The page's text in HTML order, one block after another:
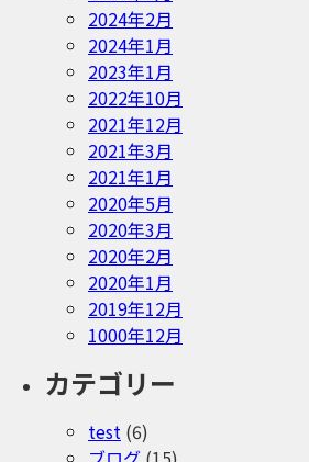
2024年2月
2024年1月
2023年1月
2022年10月
2021年12月
2021年3月
2021年1月
2020年5月
2020年3月
2020年2月
2020年1月
2019年12月
1000年12月
カテゴリー
test (6)